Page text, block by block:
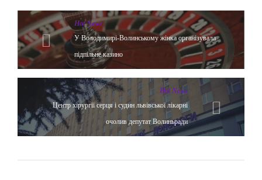
Hot News
У Володимирі-Волинському жінка організувала
підпільне казино
Hot News
Центр хірургії серця і судин львівської лікарні
очолив депутат Волиньради